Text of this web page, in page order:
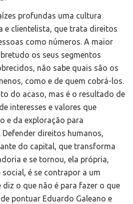
profundas uma cultura
e clientelista, que trata direitos
como números. A maior
os seus segmentos
não sabe quais são os
como e de quem cobrá-los.
do acaso, mas é o resultado de
interesses e valores que
e da exploração para
Defender direitos humanos,
do capital, que transforma
e se tornou, ela própria,
é se contrapor a um
o que não é para fazer o que
pontuar Eduardo Galeano e